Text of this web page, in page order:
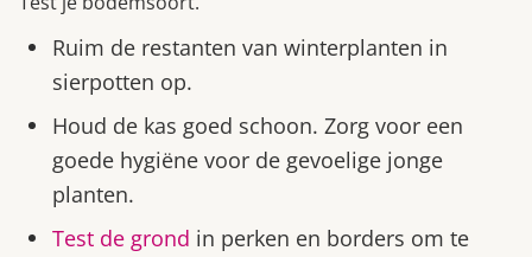
Ruim de restanten van winterplanten in
sierpotten op.
Houd de kas goed schoon. Zorg voor een
goede hygiëne voor de gevoelige jonge
planten.
Test de grond in perken en borders om te